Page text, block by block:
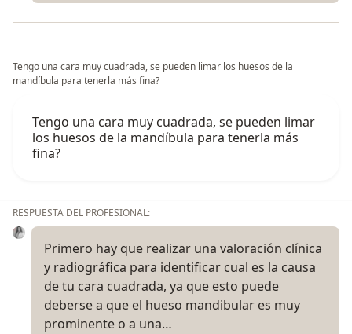
Tengo una cara muy cuadrada, se pueden limar los huesos de la
mandíbula para tenerla más fina?
Tengo una cara muy cuadrada, se pueden limar
los huesos de la mandíbula para tenerla más
fina?
RESPUESTA DEL PROFESIONAL:
Primero hay que realizar una valoración clínica
y radiográfica para identificar cual es la causa
de tu cara cuadrada, ya que esto puede
deberse a que el hueso mandibular es muy
prominente o a una…